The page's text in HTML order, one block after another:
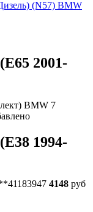
2001-
BMW 7
1994-
4148 руб